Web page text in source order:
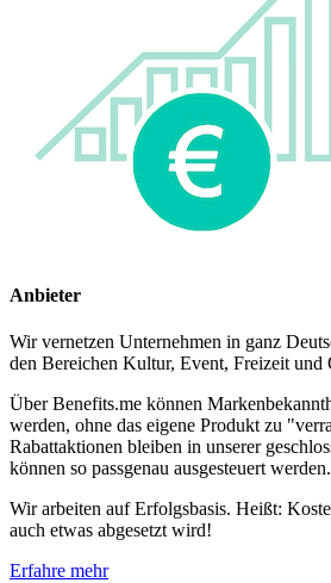
Anbieter
Wir vernetzen Unternehmen in ganz
den Bereichen Kultur, Event, Freizeit und
Über Benefits.me können
werden, ohne das eigene Produkt zu
Rabattaktionen bleiben in unserer
können so passgenau ausgesteuert werden.
Wir arbeiten auf Erfolgsbasis. Heißt:
auch etwas abgesetzt wird!
Erfahre mehr